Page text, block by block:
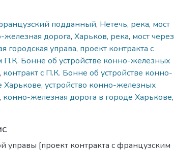
подданный, Нетечь, река, мост
железная дорога, Харьков, река, мост через
городская управа, проект контракта с
Бонне об устройстве конно-железных
, контракт с П.К. Бонне об устройстве конно-
Харькове, устройство конно-железных
, конно-железная дорога в городе Харькове,
управы [проект контракта с французским